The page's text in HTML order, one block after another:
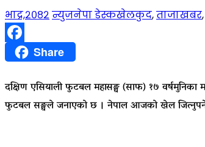
भाद्र,२०८२ न्युजनेपा डेस्कखेलकुद,ताजाखबर,
FacebookShare
दक्षिण एसियाली फुटबल महासङ्घ (साफ) १७
फुटबल सङ्घले जनाएको छ । नेपाल आजको खेल